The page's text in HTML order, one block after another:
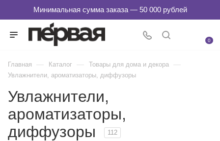
0
Главная — Каталог — Товары для дома и декора —
Увлажнители, ароматизаторы, диффузоры
Увлажнители,
ароматизаторы,
диффузоры
112